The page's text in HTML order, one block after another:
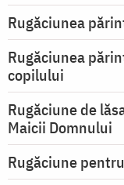
Rugăciunea
Rugăciunea
copilului
Rugăciune de
Maicii Domnului
Rugăciune